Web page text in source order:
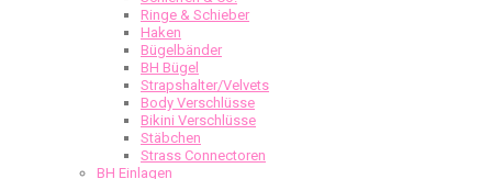
Ringe & Schieber
Haken
Bügelbänder
BH Bügel
Strapshalter/Velvets
Body Verschlüsse
Bikini Verschlüsse
Stäbchen
Strass Connectoren
BH Einlagen